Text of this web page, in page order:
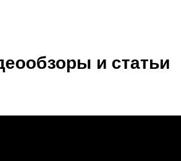
и статьи